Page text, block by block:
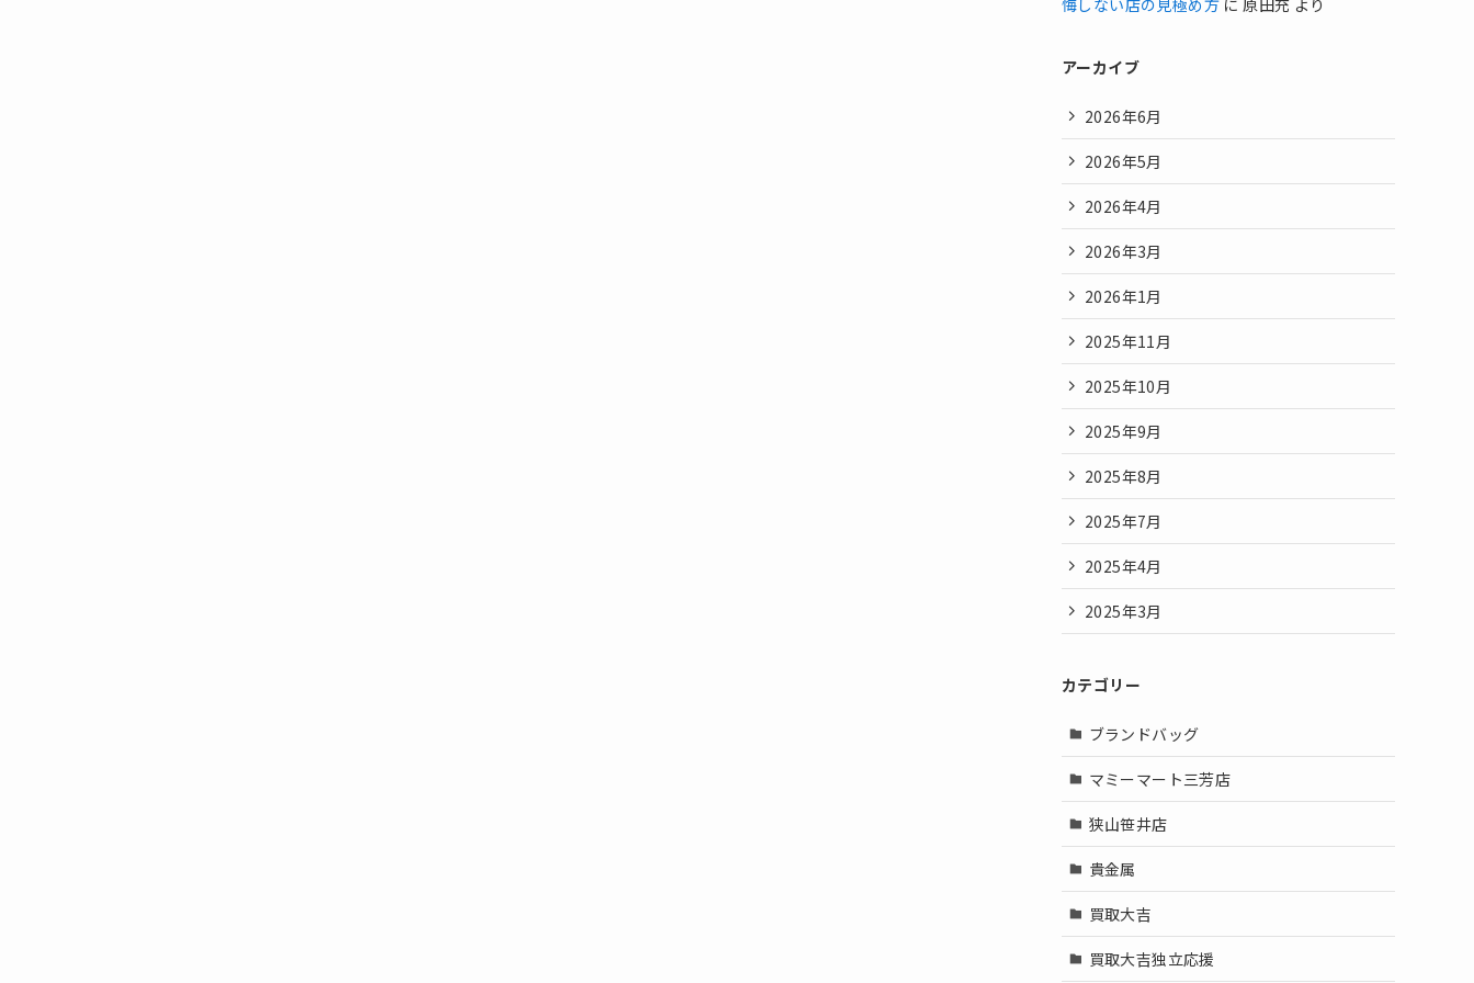
悔しない店の見極め方 に原田充 より
アーカイブ
2026年6月
2026年5月
2026年4月
2026年3月
2026年1月
2025年11月
2025年10月
2025年9月
2025年8月
2025年7月
2025年4月
2025年3月
カテゴリー
ブランドバッグ
マミーマート三芳店
狭山笹井店
貴金属
買取大吉
買取大吉独立応援